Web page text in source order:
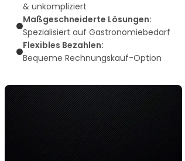
& unkompliziert
Maßgeschneiderte Lösungen:
Spezialisiert auf Gastronomiebedarf
Flexibles Bezahlen:
Bequeme Rechnungskauf-Option